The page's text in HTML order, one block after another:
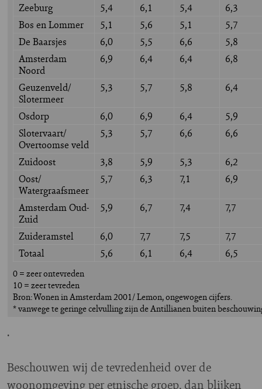
Zeeburg
5,4 6,1 5,4
6,3
Bos en Lommer
5,1 5,6 5,1
5,7
De Baarsjes
6,0 5,5 6,6
5,8
Amsterdam
Noord
6,9 6,4 6,4 6,8
Geuzenveld/
Slotermeer
5,3 5,7 5,8 6,4
Osdorp 6,0 6,9 6,4
5,9
Slotervaart/
Overtoomse veld
5,3 5,7 6,6 6,6
Zuidoost 3,8 5,9 5,3
6,2
Oost/
Watergraafsmeer
5,7 6,3 7,1 6,9
Amsterdam Oud-
Zuid
5,9 6,7 7,4 7,7
Zuideramstel 6,0 7,7 7,5
7,7
Totaal
5,6 6,1 6,4 6,5
0 = zeer ontevreden
10 = zeer tevreden
Bron: Wonen in Amsterdam 2001/ Lemon, ongewogen cijfers.
* vanwege te geringe celvulling zijn de Antillianen buiten
.
Beschouwen wij de tevredenheid over de
woonomgeving per etnische groep, dan blijken